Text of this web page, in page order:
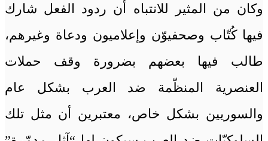
وكان من المثير للانتباه أن ردود الفعل شارك
فيها كُتّاب وصحفيوّن وإعلاميون ودعاة وغيرهم،
طالب فيها بعضهم بضرورة وقف حملات
العنصرية المنظّمة ضد العرب بشكل عام
والسوريين بشكل خاص، معتبرين أن مثل تلك